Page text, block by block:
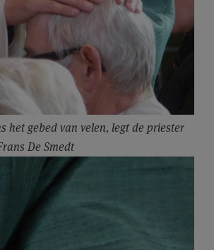
het gebed van velen, legt de priester
De Smedt